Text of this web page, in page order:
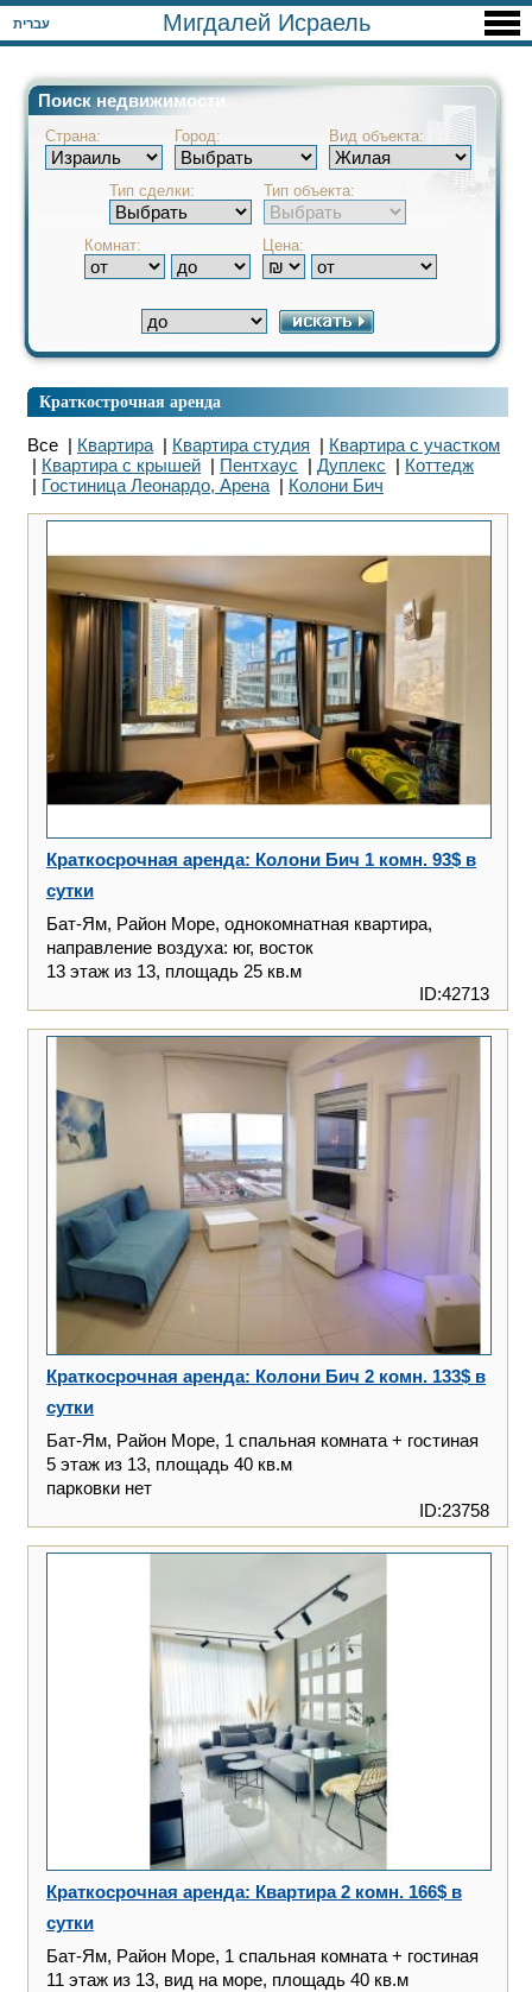
עברית Мигдалей Исраель
Поиск недвижимости
Страна: Город: Вид объекта:
Тип сделки: Тип объекта:
Комнат: Цена:
Краткострочная аренда
Все | Квартира | Квартира студия | Квартира с участком
| Квартира с крышей | Пентхаус | Дуплекс | Коттедж
| Гостиница Леонардо, Арена | Колони Бич
Краткосрочная аренда: Колони Бич 1 комн. 93$ в
сутки
Бат-Ям, Район Море, однокомнатная квартира,
направление воздуха: юг, восток
13 этаж из 13, площадь 25 кв.м
ID:42713
Краткосрочная аренда: Колони Бич 2 комн. 133$ в
сутки
Бат-Ям, Район Море, 1 спальная комната + гостиная
5 этаж из 13, площадь 40 кв.м
парковки нет
ID:23758
Краткосрочная аренда: Квартира 2 комн. 166$ в
сутки
Бат-Ям, Район Море, 1 спальная комната + гостиная
11 этаж из 13, вид на море, площадь 40 кв.м